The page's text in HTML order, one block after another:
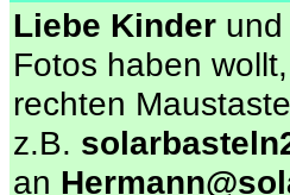
Liebe Kinder
Fotos haben
rechten
z.B.
an